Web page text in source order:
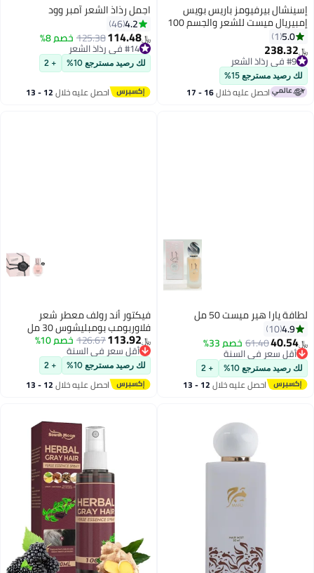
إسينشال بيرفيومز باريس بويس
إمبيريال ميست للشعر والجسم 100
مل5.0
1
﷼‏238.32
#9 في رذاذ الشعر
#9 في رذاذ الشعر
لك رصيد مسترجع 15%
احصل عليه خلال 16 - 17
اجمل رذاذ الشعر آمبر وود
4.2
46
﷼‏114.48
125.38خصم 8%
#14 في رذاذ الشعر
#14 في رذاذ الشعر
لك رصيد مسترجع 10% + 2
احصل عليه خلال 12 - 13
لطافة يارا هير ميست 50 مل
4.9
10
﷼‏40.54
61.40خصم 33%
أقل سعر في السنة
أقل سعر في السنة
لك رصيد مسترجع 10% + 2
احصل عليه خلال 12 - 13
فيكتور أند رولف معطر شعر
فلاوربومب بومبليشوس 30 مل
للنساء
﷼‏113.92
126.67خصم 10%
أقل سعر في السنة
أقل سعر في السنة
لك رصيد مسترجع 10% + 2
احصل عليه خلال 12 - 13